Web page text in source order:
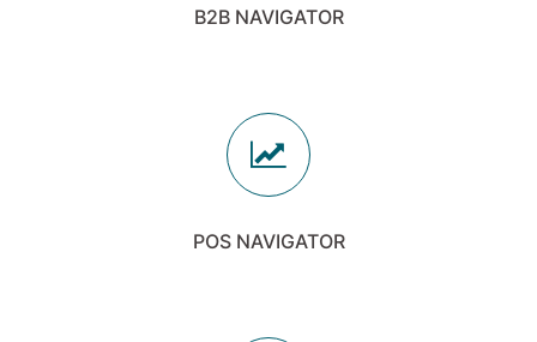
B2B NAVIGATOR
POS NAVIGATOR